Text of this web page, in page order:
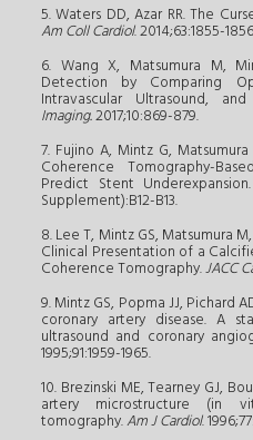
5. Waters DD, Azar RR. The
Am Coll Cardiol. 2014;63:1855-
6. Wang X, Matsumura M,
Detection by Comparing
Intravascular Ultrasound,
Imaging.2017;10:869-879.
7. Fujino A, Mintz G,
Coherence Tomography-
Predict Stent Underexpansion.
Supplement):B12-B13.
8. Lee T, Mintz GS, Matsumura
Clinical Presentation of a
Coherence Tomography.JACC
9. Mintz GS, Popma JJ, Pichard
coronary artery disease. A
ultrasound and coronary
1995;91:1959-1965.
10. Brezinski ME, Tearney GJ,
artery microstructure (in
tomography.Am J Cardiol.